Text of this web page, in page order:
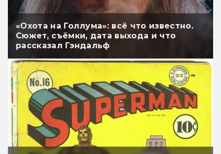
«Охота на Голлума»: всё что известно.
Сюжет, съёмки, дата выхода и что
рассказал Гэндальф